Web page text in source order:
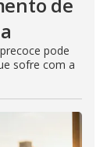
de
pode
sofre com a